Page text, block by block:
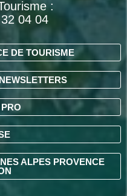
:
04 04
DE TOURISME
ALPES PROVENCE